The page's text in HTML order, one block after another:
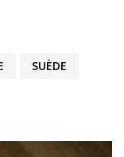
SUÈDE